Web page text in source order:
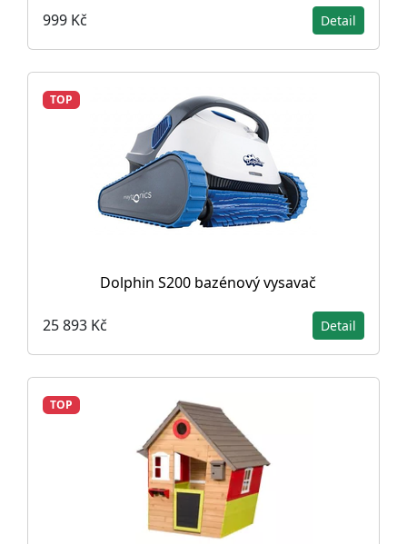
999 Kč Detail
TOP
Dolphin S200 bazénový vysavač
25 893 Kč Detail
TOP